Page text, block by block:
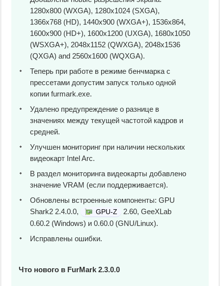
1280x800 (WXGA), 1280x1024 (SXGA),
1366x768 (HD), 1440x900 (WXGA+), 1536x864,
1600x900 (HD+), 1600x1200 (UXGA), 1680x1050
(WSXGA+), 2048x1152 (QWXGA), 2048x1536
(QXGA) and 2560x1600 (WQXGA).
Теперь при работе в режиме бенчмарка с
прессетами допустим запуск только одной
копии furmark.exe.
Удалено предупреждение о разнице в
значениях между текущей частотой кадров и
средней.
Улучшен мониторинг при наличии нескольких
видеокарт Intel Arc.
В раздел мониторинга видеокарты добавлено
значение VRAM (если поддерживается).
Обновлены встроенные компоненты: GPU
Shark2 2.4.0.0,
GPU-Z
2.60, GeeXLab
0.60.2 (Windows) и 0.60.0 (GNU/Linux).
Исправлены ошибки.
Что нового в FurMark 2.3.0.0